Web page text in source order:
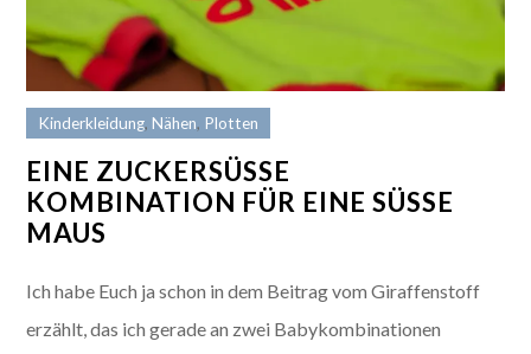
Kinderkleidung,Nähen, Plotten
EINE ZUCKERSÜSSE K
OMBINATION FÜR EINE SÜSSE MA
US
Ich habe Euch ja schon in dem Beitrag vom Giraffenstoff
erzählt, das ich gerade an zwei Babykombinationen